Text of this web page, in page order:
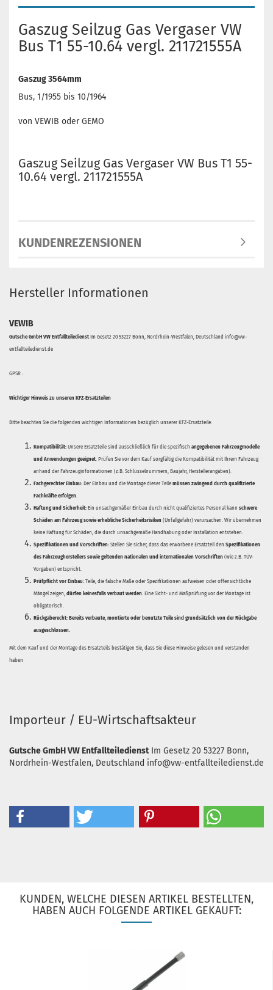
Gaszug Seilzug Gas Vergaser VW
Bus T1 55-10.64 vergl. 211721555A
Gaszug 3564mm
Bus, 1/1955 bis 10/1964
von VEWIB oder GEMO
Gaszug Seilzug Gas Vergaser VW Bus T1 55-
10.64 vergl. 211721555A
KUNDENREZENSIONEN
Hersteller Informationen
VEWIB
Gutsche GmbH VW Entfallteiledienst Im Gesetz 20 53227 Bonn, Nordrhein-Westfalen, Deutschland info@vw-
entfallteiledienst.de
GPSR :
Wichtiger Hinweis zu unseren KFZ-Ersatzteilen
Bitte beachten Sie die folgenden wichtigen Informationen bezüglich unserer KFZ-Ersatzteile:
Kompatibilität: Unsere Ersatzteile sind ausschließlich für die spezifisch angegebenen Fahrzeugmodelle
und Anwendungen geeignet. Prüfen Sie vor dem Kauf sorgfältig die Kompatibilität mit Ihrem Fahrzeug
anhand der Fahrzeuginformationen (z.B. Schlüsselnummern, Baujahr, Herstellerangaben).
Fachgerechter Einbau: Der Einbau und die Montage dieser Teile müssen zwingend durch qualifizierte
Fachkräfte erfolgen.
Haftung und Sicherheit: Ein unsachgemäßer Einbau durch nicht qualifiziertes Personal kann schwere
Schäden am Fahrzeug sowie erhebliche Sicherheitsrisiken (Unfallgefahr) verursachen. Wir übernehmen
keine Haftung für Schäden, die durch unsachgemäße Handhabung oder Installation entstehen.
Spezifikationen und Vorschriften: Stellen Sie sicher, dass das erworbene Ersatzteil den Spezifikationen
des Fahrzeugherstellers sowie geltenden nationalen und internationalen Vorschriften (wie z.B. TÜV-
Vorgaben) entspricht.
Prüfpflicht vor Einbau: Teile, die falsche Maße oder Spezifikationen aufweisen oder offensichtliche
Mängel zeigen, dürfen keinesfalls verbaut werden. Eine Sicht- und Maßprüfung vor der Montage ist
obligatorisch.
Rückgaberecht: Bereits verbaute, montierte oder benutzte Teile sind grundsätzlich von der Rückgabe
ausgeschlossen.
Mit dem Kauf und der Montage des Ersatzteils bestätigen Sie, dass Sie diese Hinweise gelesen und verstanden
haben
Importeur / EU-Wirtschaftsakteur
Gutsche GmbH VW Entfallteiledienst Im Gesetz 20 53227 Bonn,
Nordrhein-Westfalen, Deutschland info@vw-entfallteiledienst.de
KUNDEN, WELCHE DIESEN ARTIKEL BESTELLTEN,
HABEN AUCH FOLGENDE ARTIKEL GEKAUFT: